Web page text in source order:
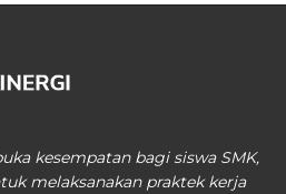
kesempatan bagi siswa SMK,
melaksanakan praktek kerja